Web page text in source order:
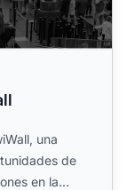
una
de
en la